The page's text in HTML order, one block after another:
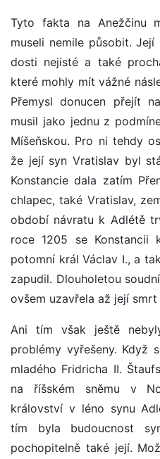
Tyto fakta na Anežčinu
museli nemile působit.
dosti nejisté a také
které mohly mít vážné
Přemysl donucen přejít
musil jako jednu z
Míšeňskou. Pro ni tehdy
že její syn Vratislav byl
Konstancie dala zatím
chlapec, také Vratislav,
období návratu k Adlétě
roce 1205 se Konstancii
potomní král Václav I., a
zapudil. Dlouholetou
ovšem uzavřela až její smrt
Ani tím však ještě
problémy vyřešeny. Když
mladého Fridricha II.
na říšském sněmu v
království v léno synu
tím byla budoucnost
pochopitelně také její.